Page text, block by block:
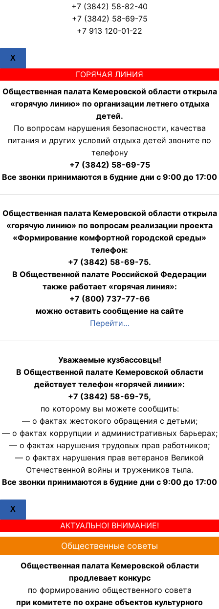
+7 (3842) 58-82-40
+7 (3842) 58-69-75
+7 913 120-01-22
X
ГОРЯЧАЯ ЛИНИЯ
Общественная палата Кемеровской области открыла
«горячую линию» по организации летнего отдыха
детей.
По вопросам нарушения безопасности, качества
питания и других условий отдыха детей звоните по
телефону
+7 (3842) 58-69-75
Все звонки принимаются в будние дни с 9:00 до 17:00
Общественная палата Кемеровской области открыла
«горячую линию» по вопросам реализации проекта
«Формирование комфортной городской среды»
телефон:
+7 (3842) 58-69-75.
В Общественной палате Российской Федерации
также работает «горячая линия»:
+7 (800) 737-77-66
можно оставить сообщение на сайте
Перейти…
Уважаемые кузбассовцы!
В Общественной палате Кемеровской области
действует телефон «горячей линии»:
+7 (3842) 58-69-75,
по которому вы можете сообщить:
— о фактах жестокого обращения с детьми;
— о фактах коррупции и административных барьерах;
— о фактах нарушения трудовых прав работников;
— о фактах нарушения прав ветеранов Великой
Отечественной войны и тружеников тыла.
Все звонки принимаются в будние дни с 9:00 до 17:00
X
АКТУАЛЬНО! ВНИМАНИЕ!
Общественные советы
Общественная палата Кемеровской области
продлевает конкурс
по формированию общественного совета
при комитете по охране объектов культурного